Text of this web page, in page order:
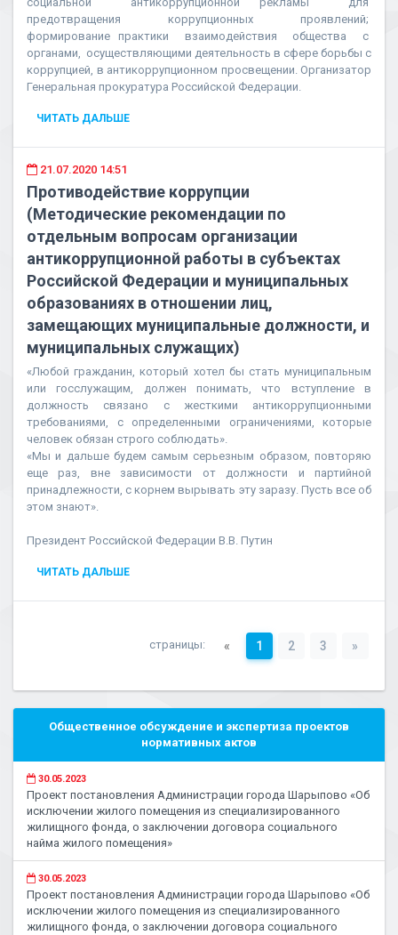
предотвращения коррупционных проявлений;
формирование практики взаимодействия общества с
органами, осуществляющими деятельность в сфере борьбы с
коррупцией, в антикоррупционном просвещении. Организатор
Генеральная прокуратура Российской Федерации.
ЧИТАТЬ ДАЛЬШЕ
21.07.2020 14:51
Противодействие коррупции
(Методические рекомендации по
отдельным вопросам организации
антикоррупционной работы в субъектах
Российской Федерации и муниципальных
образованиях в отношении лиц,
замещающих муниципальные должности, и
муниципальных служащих)
«Любой гражданин, который хотел бы стать муниципальным
или госслужащим, должен понимать, что вступление в
должность связано с жесткими антикоррупционными
требованиями, с определенными ограничениями, которые
человек обязан строго соблюдать».
«Мы и дальше будем самым серьезным образом, повторяю
еще раз, вне зависимости от должности и партийной
принадлежности, с корнем вырывать эту заразу. Пусть все об
этом знают».
Президент Российской Федерации В.В. Путин
ЧИТАТЬ ДАЛЬШЕ
страницы: « 1 2 3 »
Общественное обсуждение и экспертиза проектов
нормативных актов
30.05.2023
Проект постановления Администрации города Шарыпово «Об
исключении жилого помещения из специализированного
жилищного фонда, о заключении договора социального
найма жилого помещения»
30.05.2023
Проект постановления Администрации города Шарыпово «Об
исключении жилого помещения из специализированного
жилищного фонда, о заключении договора социального